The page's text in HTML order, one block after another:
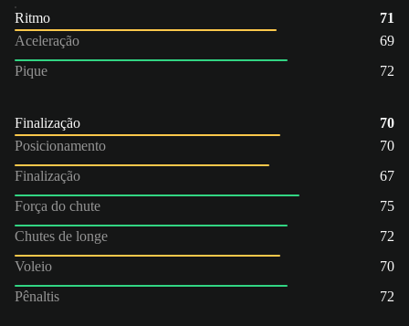
Ritmo
71
Aceleração
69
Pique
72
Finalização
70
Posicionamento
70
Finalização
67
Força do chute
75
Chutes de longe
72
Voleio
70
Pênaltis
72